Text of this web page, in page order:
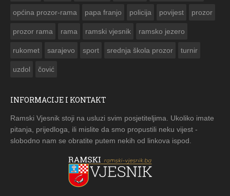
općina prozor-rama papa franjo policija povijest prozor
prozor rama rama ramski vjesnik ramsko jezero
rukomet sarajevo sport srednja škola prozor turnir
uzdol čović
INFORMACIJE I KONTAKT
Ramski Vjesnik stoji na usluzi svim posjetiteljima. Ukoliko imate
pitanja, prijedloga, ili mislite da smo propustili neku vijest -
slobodno nam se obratite putem nekih od linkova ispod.